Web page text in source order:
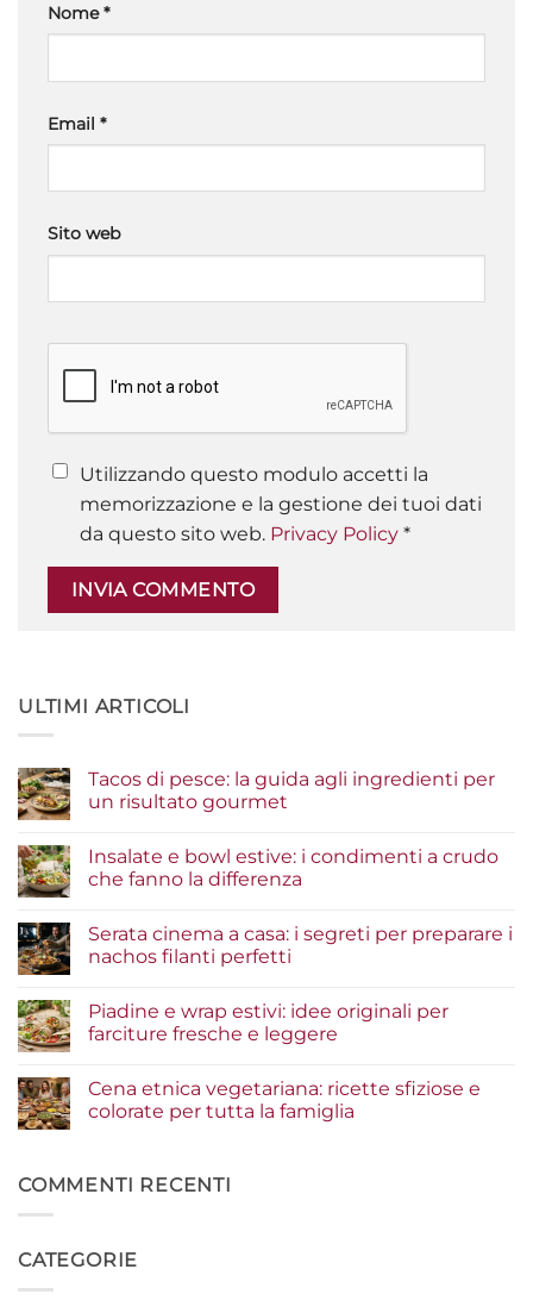
Nome*
Email *
Sito web
Utilizzando questo modulo accetti la
memorizzazione e la gestione dei tuoi dati
da questo sito web. Privacy Policy *
ULTIMI ARTICOLI
Tacos di pesce: la guida agli ingredienti per
un risultato gourmet
su
Tacos
di
guida
agli
ingredienti
risultato
gourmet
Insalate e bowl estive: i condimenti a crudo
che fanno la differenza
su
Insalate
e
condimenti
a
fanno
la
differenza
Serata cinema a casa: i segreti per preparare i
nachos filanti perfetti
su
Serata
cinema
i
segreti
per
filanti
perfetti
Piadine e wrap estivi: idee originali per
farciture fresche e leggere
su
Piadine
e
originali
per
leggere
Cena etnica vegetariana: ricette sfiziose e
colorate per tutta la famiglia
Cena
etnica
e
COMMENTI RECENTI
CATEGORIE